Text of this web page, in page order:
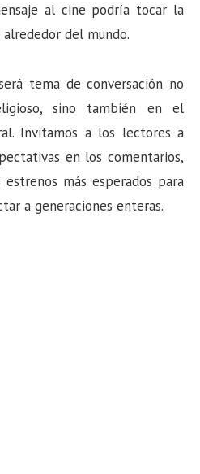
al cine podría tocar la
del mundo.
tema de conversación no
sino también en el
Invitamos a los lectores a
en los comentarios,
más esperados para
a generaciones enteras.